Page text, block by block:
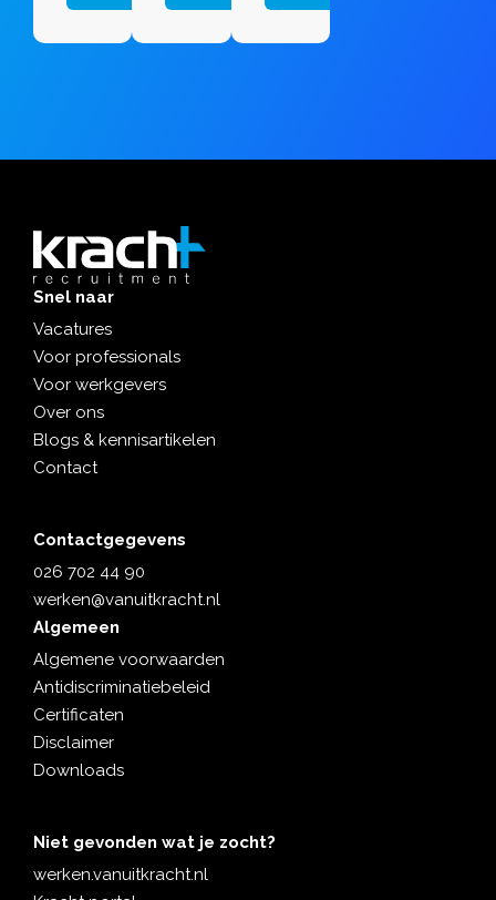
Snel naar
Vacatures
Voor professionals
Voor werkgevers
Over ons
Blogs & kennisartikelen
Contact
Contactgegevens
026 702 44 90
werken@vanuitkracht.nl
Algemeen
Algemene voorwaarden
Antidiscriminatiebeleid
Certificaten
Disclaimer
Downloads
Niet gevonden wat je zocht?
werken.vanuitkracht.nl